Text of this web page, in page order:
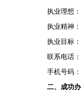
执业理想
执业精神
执业目标
联系电话：
手机号码：
二、成功